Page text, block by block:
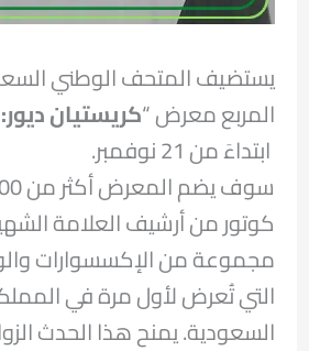
يستضيف المتحف الوطني
المربع معرض “كريستيان
ابتداءَ من 21 نوفمبر.
كوتور من أرشيف العلامة
مجموعة من الإكسسوارات
التي تُعرض لأول مرة في
السعودية. يمنح هذا الحدث